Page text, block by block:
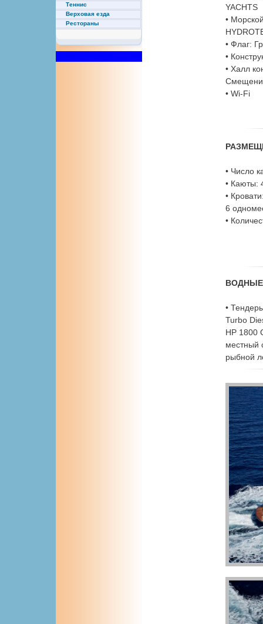
Теннис
Верховая езда
Рестораны
YACHTS
•
• Флаг:
•
• Халл
• Wi-Fi
• Число
• Каюты:
•
6
•
•
Turbo
HP 1800
местный
рыбной